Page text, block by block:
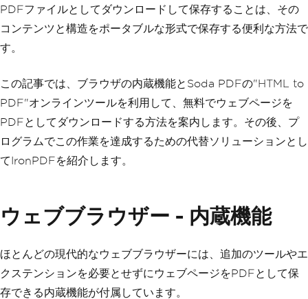
PDFファイルとしてダウンロードして保存することは、その
コンテンツと構造をポータブルな形式で保存する便利な方法で
す。
この記事では、ブラウザの内蔵機能とSoda PDFの"HTML to
PDF"オンラインツールを利用して、無料でウェブページを
PDFとしてダウンロードする方法を案内します。その後、プ
ログラムでこの作業を達成するための代替ソリューションとし
てIronPDFを紹介します。
ウェブブラウザー - 内蔵機能
ほとんどの現代的なウェブブラウザーには、追加のツールやエ
クステンションを必要とせずにウェブページをPDFとして保
存できる内蔵機能が付属しています。